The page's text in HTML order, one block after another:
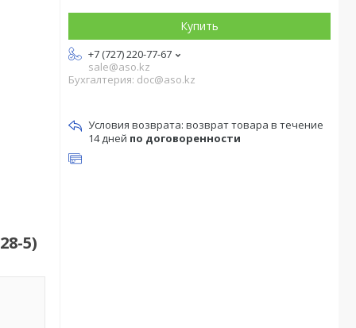
5)
Купить
+7 (727) 220-77-67
sale@aso.kz
Бухгалтерия: doc@aso.kz
возврат товара в течение
14 дней по договоренности